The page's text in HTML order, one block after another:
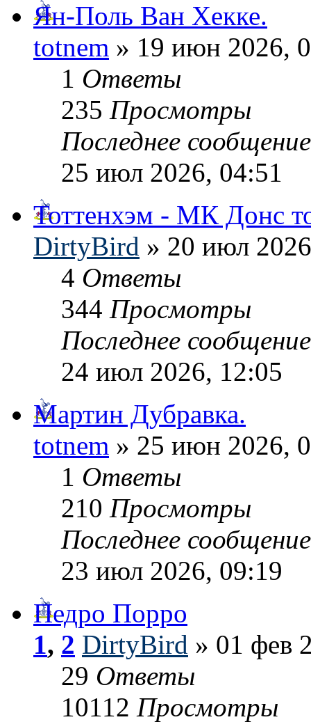
Ян-Поль Ван Хекке.
totnem » 19 июн 2026,
1 Ответы
235 Просмотры
Последнее
25 июл 2026, 04:51
Тоттенхэм - МК Донс
DirtyBird » 20 июл
4 Ответы
344 Просмотры
Последнее
24 июл 2026, 12:05
Мартин Дубравка.
totnem » 25 июн 2026,
1 Ответы
210 Просмотры
Последнее
23 июл 2026, 09:19
Педро Порро
1, 2 DirtyBird » 01 фев
29 Ответы
10112 Просмотры